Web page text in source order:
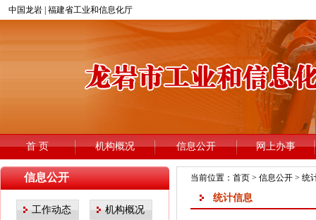
信息公开
工作动态 机构概况
当前位置： 首页> 信息公开> 统
统计信息